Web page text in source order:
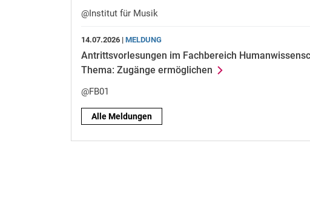
@Institut für Musik
14.07.2026 | MELDUNG
Antrittsvorlesungen im Fachbereich
Thema: Zugänge ermöglichen
@FB01
Alle Meldungen